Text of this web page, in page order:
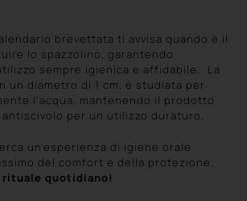
brevettata ti avvisa quando è il
lo spazzolino, garantendo
sempre igienica e affidabile. La
un diametro di 1 cm, è studiata per
l’acqua, mantenendo il prodotto
per un utilizzo duraturo.
un’esperienza di igiene orale
del comfort e della protezione.
quotidiano!